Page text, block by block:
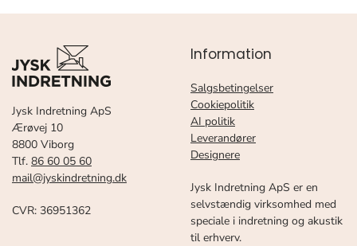
Jysk Indretning ApS
Ærøvej 10
8800 Viborg
Tlf. 86 60 05 60
mail@jyskindretning.dk
CVR: 36951362
Information
Salgsbetingelser
Cookiepolitik
AI politik
Leverandører
Designere
Jysk Indretning ApS er en
selvstændig virksomhed med
speciale i indretning og akustik
til erhverv.